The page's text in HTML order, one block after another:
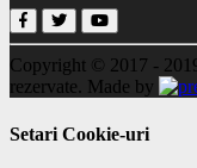
Copyright © 2017 -
rezervate. Made by
Setari Cookie-uri